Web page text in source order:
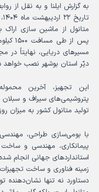
به گزارش ایلنا و به نقل از
متانول از ماشین سازی اراک
مسیرهای دریایی، نهایتاً در
دیّر استان بوشهر نصب خواهد
تولید متانول کشور به میزان روزانه ۱۰ هزار تن افزایش
پیمانکاری، مهندسی و
استانداردهای جهانی انجام
زمینه فناوری و ساخت
دستاورد نه تنها نشان‌دهنده